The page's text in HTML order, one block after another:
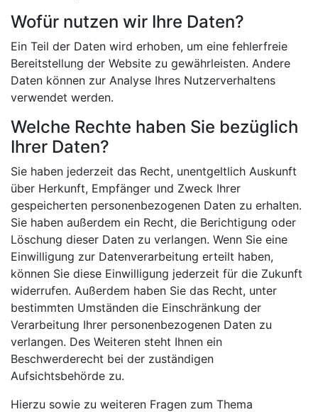
Wofür nutzen wir Ihre Daten?
Ein Teil der Daten wird erhoben, um eine fehlerfreie
Bereitstellung der Website zu gewährleisten. Andere
Daten können zur Analyse Ihres Nutzerverhaltens
verwendet werden.
Welche Rechte haben Sie bezüglich
Ihrer Daten?
Sie haben jederzeit das Recht, unentgeltlich Auskunft
über Herkunft, Empfänger und Zweck Ihrer
gespeicherten personenbezogenen Daten zu erhalten.
Sie haben außerdem ein Recht, die Berichtigung oder
Löschung dieser Daten zu verlangen. Wenn Sie eine
Einwilligung zur Datenverarbeitung erteilt haben,
können Sie diese Einwilligung jederzeit für die Zukunft
widerrufen. Außerdem haben Sie das Recht, unter
bestimmten Umständen die Einschränkung der
Verarbeitung Ihrer personenbezogenen Daten zu
verlangen. Des Weiteren steht Ihnen ein
Beschwerderecht bei der zuständigen
Aufsichtsbehörde zu.
Hierzu sowie zu weiteren Fragen zum Thema